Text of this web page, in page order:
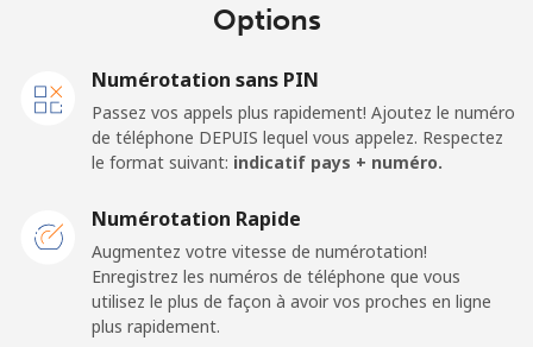
⁦73.9¢⁩
Mobile
⁦€5⁩
Ligne fixe ⁦55.9¢⁩
8 min pour
⁦€5⁩
⁦55.9¢⁩
Options
Numérotation sans PIN
Passez vos appels plus rapidement! Ajoutez le numéro
de téléphone DEPUIS lequel vous appelez. Respectez
le format suivant: indicatif pays + numéro.
Numérotation Rapide
Augmentez votre vitesse de numérotation!
Enregistrez les numéros de téléphone que vous
utilisez le plus de façon à avoir vos proches en ligne
plus rapidement.